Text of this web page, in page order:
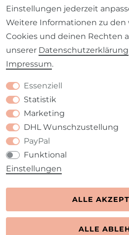
Barrierefreiheitserklärung
VERTRAG WIDERRUFEN
Einstellungen jederzeit
Weitere Informationen zu
Cookies und deinen Rechten
unserer Daten­schutz­erklärung
Impressum.
Essenziell
Statistik
Marketing
DHL Wunschzustellung
PayPal
Funktional
Einstellungen
ALLE
ALLE